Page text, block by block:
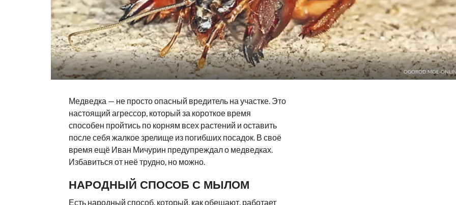
OGOROD.MOE-
Медведка — не просто опасный вредитель на участке. Это
настоящий агрессор, который за короткое время
способен пройтись по корням всех растений и оставить
после себя жалкое зрелище из погибших посадок. В своё
время ещё Иван Мичурин предупреждал о медведках.
Избавиться от неё трудно, но можно.
НАРОДНЫЙ СПОСОБ С МЫЛОМ
Есть народный способ, который, как обещают, работает